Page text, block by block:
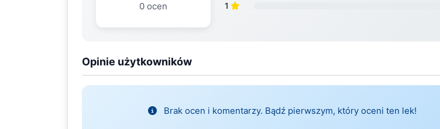
0 ocen
1
Opinie użytkowników
Brak ocen i komentarzy. Bądź pierwszym, który oceni ten lek!